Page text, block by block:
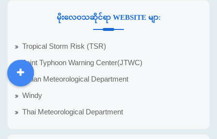
မိုးလေဝသဆိုင်ရာ WEBSITE မျာ:
Tropical Storm Risk (TSR)
Joint Typhoon Warning Center(JTWC)
Indian Meteorological Department
Windy
Thai Meteorological Department
DDM